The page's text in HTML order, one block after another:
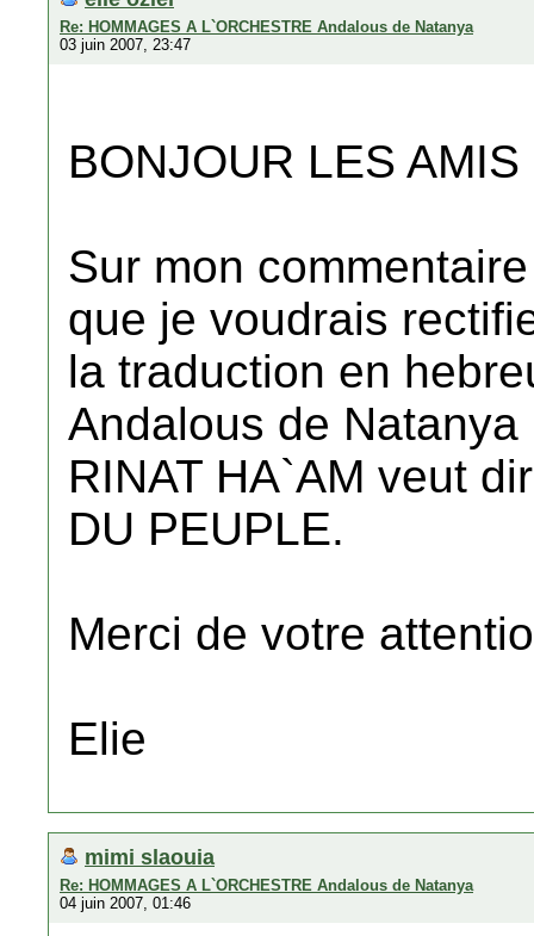
Re: HOMMAGES A L`ORCHESTRE Andalous de Natanya
03 juin 2007, 23:47
BONJOUR LES
Sur mon
que je voudrais
la traduction en
Andalous de Natanya
RINAT HA`AM veut
DU PEUPLE.
Merci de votre
Elie
mimi slaouia
Re: HOMMAGES A L`ORCHESTRE Andalous de Natanya
04 juin 2007, 01:46